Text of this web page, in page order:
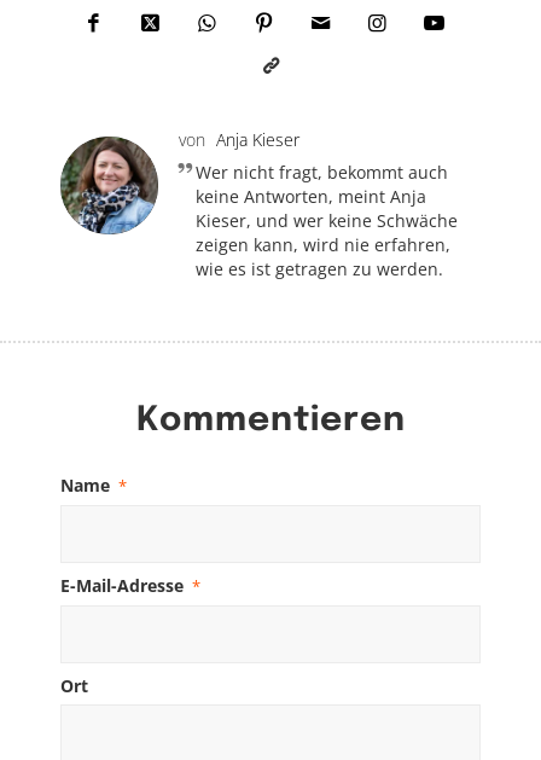
von Anja Kieser
Wer nicht fragt, bekommt auch
keine Antworten, meint Anja
Kieser, und wer keine Schwäche
zeigen kann, wird nie erfahren,
wie es ist getragen zu werden.
Kommentieren
Name *
E-Mail-Adresse *
Ort